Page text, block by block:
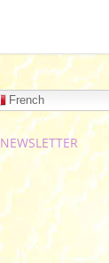
French
NEWSLETTER